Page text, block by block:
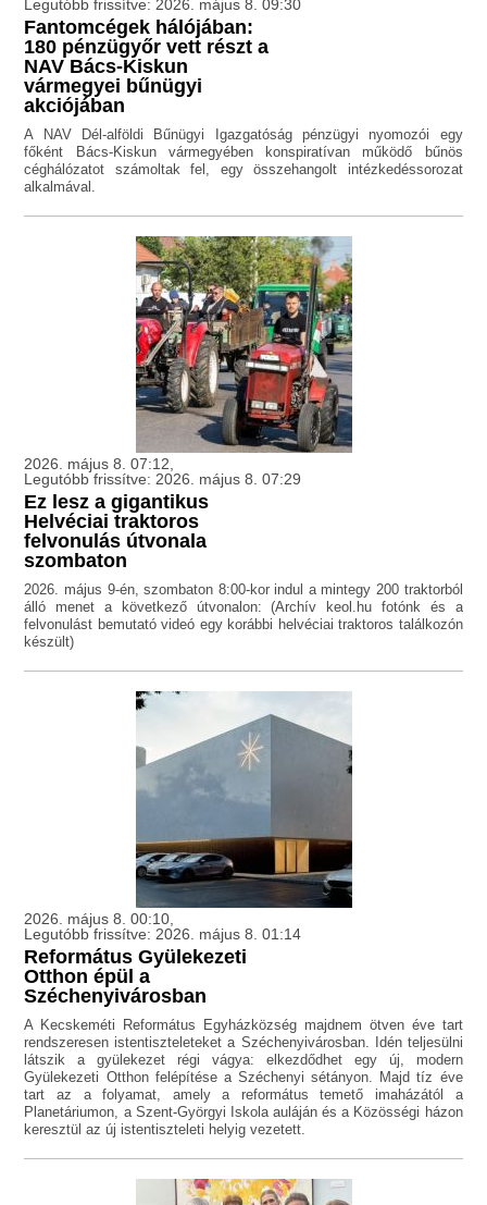
Legutóbb frissítve: 2026. május 8. 09:30
Fantomcégek hálójában:
180 pénzügyőr vett részt a
NAV Bács-Kiskun
vármegyei bűnügyi
akciójában
A NAV Dél-alföldi Bűnügyi Igazgatóság pénzügyi nyomozói egy
főként Bács-Kiskun vármegyében konspiratívan működő bűnös
céghálózatot számoltak fel, egy összehangolt intézkedéssorozat
alkalmával.
2026. május 8. 07:12,
Legutóbb frissítve: 2026. május 8. 07:29
Ez lesz a gigantikus
Helvéciai traktoros
felvonulás útvonala
szombaton
2026. május 9-én, szombaton 8:00-kor indul a mintegy 200 traktorból
álló menet a következő útvonalon: (Archív keol.hu fotónk és a
felvonulást bemutató videó egy korábbi helvéciai traktoros találkozón
készült)
2026. május 8. 00:10,
Legutóbb frissítve: 2026. május 8. 01:14
Református Gyülekezeti
Otthon épül a
Széchenyivárosban
A Kecskeméti Református Egyházközség majdnem ötven éve tart
rendszeresen istentiszteleteket a Széchenyivárosban. Idén teljesülni
látszik a gyülekezet régi vágya: elkezdődhet egy új, modern
Gyülekezeti Otthon felépítése a Széchenyi sétányon. Majd tíz éve
tart az a folyamat, amely a református temető imaházától a
Planetáriumon, a Szent-Györgyi Iskola auláján és a Közösségi házon
keresztül az új istentiszteleti helyig vezetett.